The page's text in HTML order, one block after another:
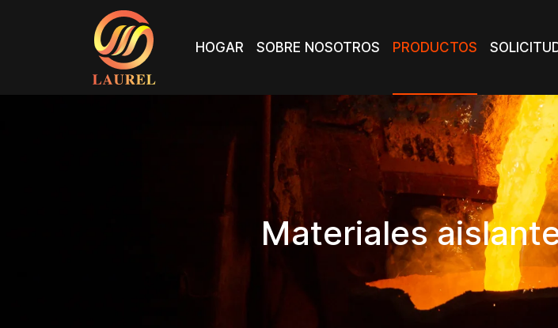
HOGAR
SOBRE NOSOTROS
PRODUCTOS
Materiales